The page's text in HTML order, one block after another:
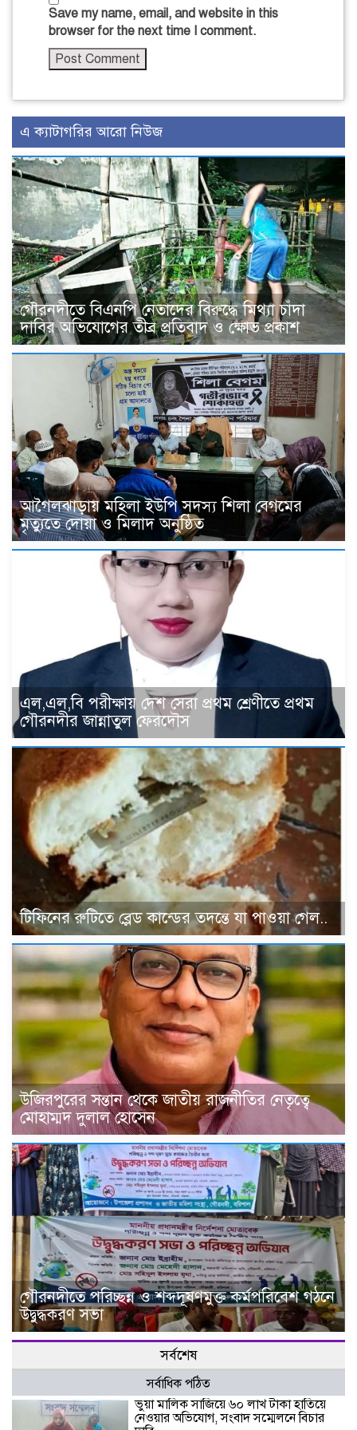
Save my name, email, and website in this
browser for the next time I comment.
এ ক্যাটাগরির আরো নিউজ
গৌরনদীতে বিএনপি নেতাদের বিরুদ্ধে মিথ্যা চাঁদা
দাবির অভিযোগের তীব্র প্রতিবাদ ও ক্ষোভ প্রকাশ
আগৈলঝাড়ায় মহিলা ইউপি সদস্য শিলা বেগমের
মৃত্যুতে দোয়া ও মিলাদ অনুষ্ঠিত
এল,এল,বি পরীক্ষায় দেশ সেরা প্রথম শ্রেণীতে প্রথম
গৌরনদীর জান্নাতুল ফেরদৌস
টিফিনের রুটিতে ব্লেড কান্ডের তদন্তে যা পাওয়া গেল..
উজিরপুরের সন্তান থেকে জাতীয় রাজনীতির নেতৃত্বে
মোহাম্মদ দুলাল হোসেন
গৌরনদীতে পরিচ্ছন্ন ও শব্দদূষণমুক্ত কর্মপরিবেশ গঠনে
উদ্বুদ্ধকরণ সভা
সর্বশেষ
সর্বাধিক পঠিত
ভুয়া মালিক সাজিয়ে ৬০ লাখ টাকা হাতিয়ে
নেওয়ার অভিযোগ, সংবাদ সম্মেলনে বিচার